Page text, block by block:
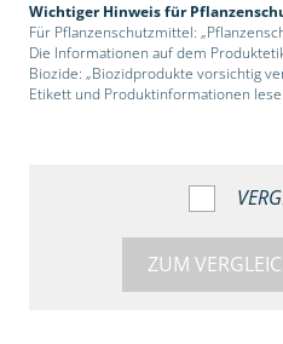
Wichtiger Hinweis für
Für Pflanzenschutzmittel:
Die Informationen auf dem
Biozide: „Biozidprodukte vorsichtig
Etikett und Produktinformationen
ZUM